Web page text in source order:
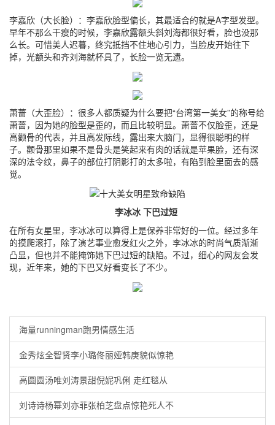
李嘉欣（大长脸）：李嘉欣脸型偏长，其最适合的就是A字型发型。
早年不那么干瘦的时候，李嘉欣露额头斜刘海都很好看，脸也没那
么长。可惜美人迟暮，终究抵挡不住地心引力，当脸皮开始往下
掉，光额头和齐刘海就杯具了，长脸一览无遗。
萧蔷（大歪脸）：很多人都质疑为什么要把“台湾第一美女”的称号给
萧蔷，因为她的脸型是歪的，而且比较明显。萧蔷不仅脸歪，还是
高颧骨的代表，并且高发际线，露出来大脑门，显得很聪明的样
子。颧骨那里如果不是骨头是笑起来有肉的话就是苹果脸，还有深
深的法令纹，鼻子的部位打阴影打的太多啦，有陷到脸里面去的感
觉。
李冰冰 下巴过短
在所有女星里，李冰冰可以算得上是保养非常好的一位。经过多年
的摸爬滚打，除了演艺事业愈发红火之外，李冰冰的时尚气质渐渐
凸显，但也并不能掩饰她下巴过短的缺陷。不过，细心的网友会发
现，近年来，她的下巴又好看变长了不少。
海量runningman跑男情感生活
金秀炫全智贤李小璐佟丽娅韩庚貌似惊艳
高圆圆汤唯刘涛景甜倪妮巩俐 走红毯从
刘诗诗杨幂刘亦菲张柏芝盘点惊艳死人不